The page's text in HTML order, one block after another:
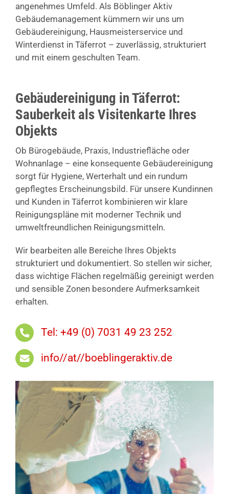
angenehmes Umfeld. Als Böblinger Aktiv
Gebäudemanagement kümmern wir uns um
Gebäudereinigung, Hausmeisterservice und
Winterdienst in Täferrot – zuverlässig, strukturiert
und mit einem geschulten Team.
Gebäudereinigung in Täferrot:
Sauberkeit als Visitenkarte Ihres
Objekts
Ob Bürogebäude, Praxis, Industriefläche oder
Wohnanlage – eine konsequente Gebäudereinigung
sorgt für Hygiene, Werterhalt und ein rundum
gepflegtes Erscheinungsbild. Für unsere Kundinnen
und Kunden in Täferrot kombinieren wir klare
Reinigungspläne mit moderner Technik und
umweltfreundlichen Reinigungsmitteln.
Wir bearbeiten alle Bereiche Ihres Objekts
strukturiert und dokumentiert. So stellen wir sicher,
dass wichtige Flächen regelmäßig gereinigt werden
und sensible Zonen besondere Aufmerksamkeit
erhalten.
Tel: +49 (0) 7031 49 23 252
info//at//boeblingeraktiv.de